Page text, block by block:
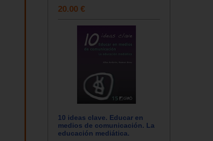
20.00 €
10 ideas clave. Educar en
medios de comunicación. La
educación mediática.